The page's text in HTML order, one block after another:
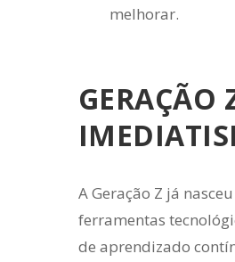
melhorar.
GERAÇÃO
A Geração Z já
ferramentas
de aprendizado